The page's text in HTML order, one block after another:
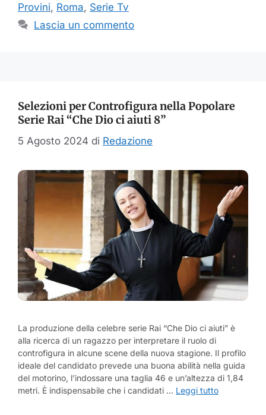
Provini, Roma, Serie Tv
Lascia un commento
Selezioni per Controfigura nella Popolare
Serie Rai “Che Dio ci aiuti 8”
5 Agosto 2024 di Redazione
La produzione della celebre serie Rai “Che Dio ci aiuti” è
alla ricerca di un ragazzo per interpretare il ruolo di
controfigura in alcune scene della nuova stagione. Il profilo
ideale del candidato prevede una buona abilità nella guida
del motorino, l’indossare una taglia 46 e un’altezza di 1,84
metri. È indispensabile che i candidati … Leggi tutto